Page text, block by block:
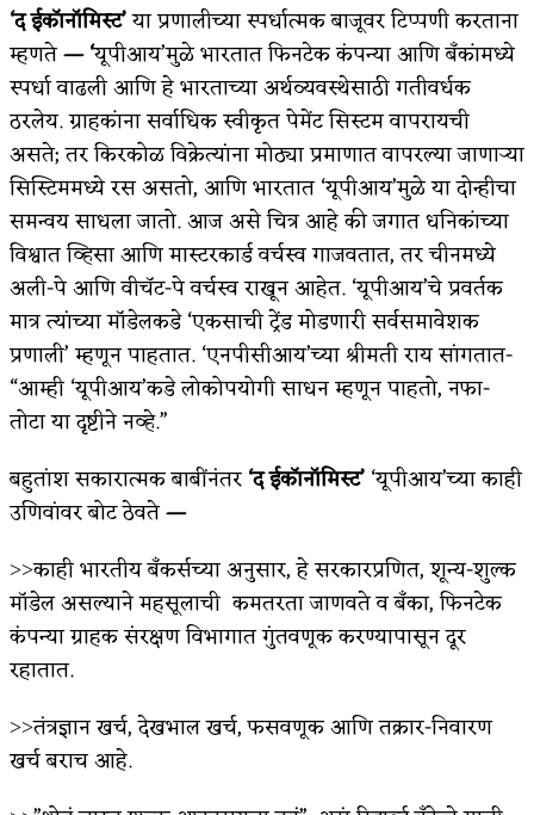
‘द ईकॉनॉमिस्ट’या प्रणालीच्या स्पर्धात्मक बाजूवर टिप्पणी करताना
म्हणते— ‘यूपीआय’मुळे भारतात फिनटेक कंपन्या आणि बँकांमध्ये
स्पर्धा वाढली आणि हे भारताच्या अर्थव्यवस्थेसाठी गतीवर्धक
ठरलेय. ग्राहकांना सर्वाधिक स्वीकृत पेमेंट सिस्टम वापरायची
असते; तर किरकोळ विक्रेत्यांना मोठ्या प्रमाणात वापरल्या जाणाऱ्या
सिस्टिममध्ये रस असतो, आणि भारतात ‘यूपीआय’मुळे या दोन्हीचा
समन्वय साधला जातो. आज असे चित्र आहे की जगात धनिकांच्या
विश्वात व्हिसा आणि मास्टरकार्ड वर्चस्व गाजवतात, तर चीनमध्ये
अली-पे आणि वीचॅट-पे वर्चस्व राखून आहेत. ‘यूपीआय’चे प्रवर्तक
मात्र त्यांच्या मॉडेलकडे ‘एकसाची ट्रेंड मोडणारी सर्वसमावेशक
प्रणाली’ म्हणून पाहतात. ‘एनपीसीआय’च्या श्रीमती राय सांगतात-
“आम्ही ‘यूपीआय’कडे लोकोपयोगी साधन म्हणून पाहतो, नफा-
तोटा या दृष्टीने नव्हे.”
बहुतांश सकारात्मक बाबींनंतर‘द ईकॉनॉमिस्ट’‘यूपीआय’च्या काही
उणिवांवर बोट ठेवते—
˃˃काही भारतीय बँकर्सच्या अनुसार, हे सरकारप्रणित, शून्य-शुल्क
मॉडेल असल्याने महसूलाची कमतरता जाणवते व बँका, फिनटेक
कंपन्या ग्राहक संरक्षण विभागात गुंतवणूक करण्यापासून दूर
रहातात.
˃˃तंत्रज्ञान खर्च, देखभाल खर्च, फसवणूक आणि तक्रार-निवारण
खर्च बराच आहे.